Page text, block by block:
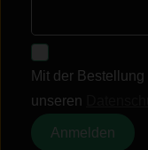
Mit der
unseren